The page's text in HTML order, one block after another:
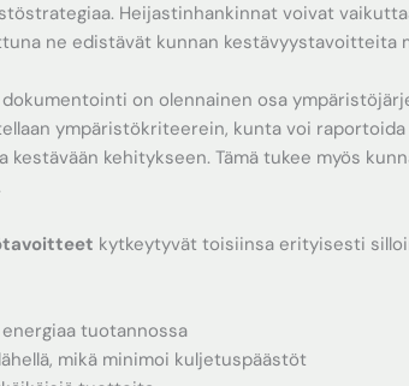
Heijastinhankinnat voivat
ne edistävät kunnan kestävyystavoitteita
on olennainen osa
ympäristökriteerein, kunta voi
kehitykseen. Tämä tukee myös
kytkeytyvät toisiinsa erityisesti
tuotannossa
mikä minimoi kuljetuspäästöt